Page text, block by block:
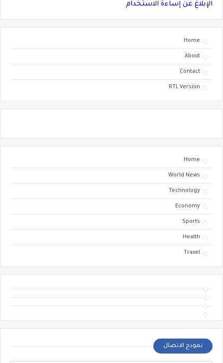
الإبلاغ عن إساءة الاستخدام
Home
About
Contact
RTL Version
Home
World News
Technology
Economy
Sports
Health
Travel
نموذج الاتصال